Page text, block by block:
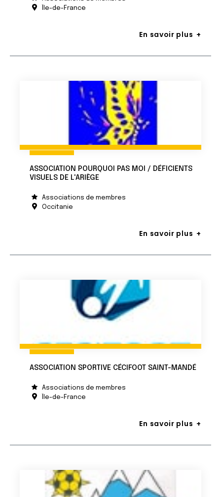
Île-de-France
En savoir plus
ASSOCIATION POURQUOI PAS MOI / DÉFICIENTS
VISUELS DE L'ARIÈGE
Associations de membres
Occitanie
En savoir plus
ASSOCIATION SPORTIVE CÉCIFOOT SAINT-MANDÉ
Associations de membres
Île-de-France
En savoir plus